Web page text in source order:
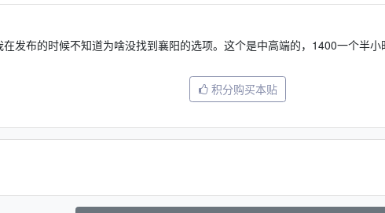
发布的时候不知道为啥没找到襄阳的选项。这个是中高端的，1400一个半小
积分购买本贴